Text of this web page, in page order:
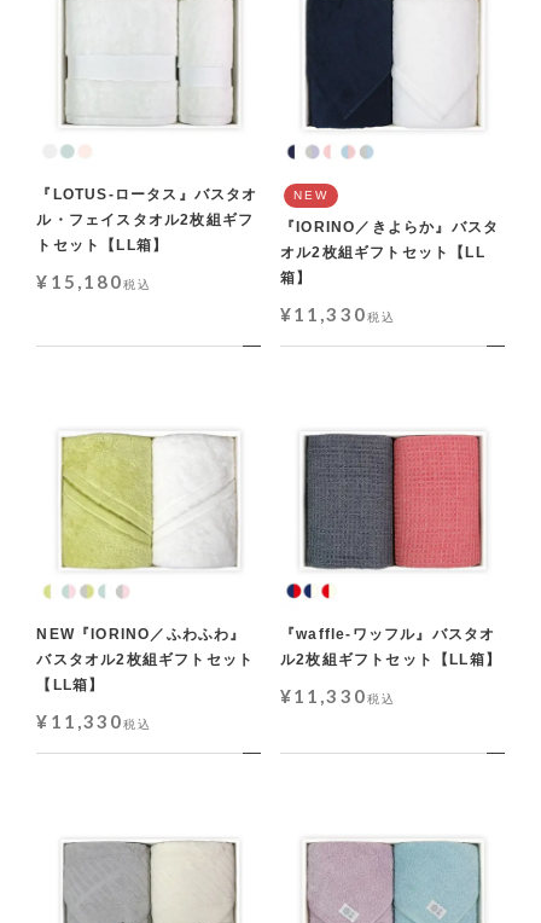
『LOTUS-ロータス』バスタオ
ル・フェイスタオル2枚組ギフ
トセット【LL箱】
¥ 15,180税込
NEW
『IORINO／きよらか』バスタ
オル2枚組ギフトセット【LL
箱】
¥11,330税込
NEW『IORINO／ふわふわ』
バスタオル2枚組ギフトセット
【LL箱】
¥ 11,330税込
『waffle-ワッフル』バスタオ
ル2枚組ギフトセット【LL箱】
¥11,330税込